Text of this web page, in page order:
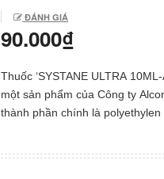
ĐÁNH GIÁ
90.000₫
Thuốc ‘SYSTANE ULTRA
một sản phẩm của Công ty
thành phần chính là